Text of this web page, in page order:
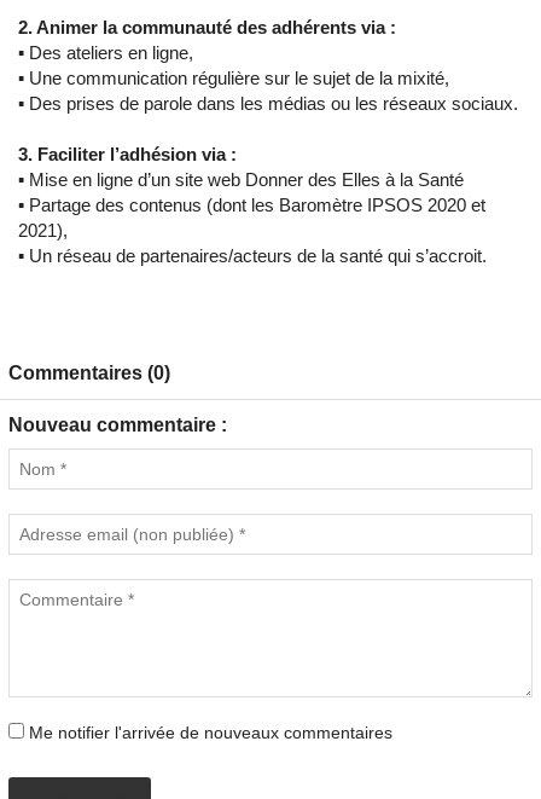
2. Animer la communauté des adhérents via :
▪ Des ateliers en ligne,
▪ Une communication régulière sur le sujet de la mixité,
▪ Des prises de parole dans les médias ou les réseaux sociaux.
3. Faciliter l’adhésion via :
▪ Mise en ligne d’un site web Donner des Elles à la Santé
▪ Partage des contenus (dont les Baromètre IPSOS 2020 et
2021),
▪ Un réseau de partenaires/acteurs de la santé qui s’accroit.
Commentaires (0)
Nouveau commentaire :
Me notifier l'arrivée de nouveaux commentaires